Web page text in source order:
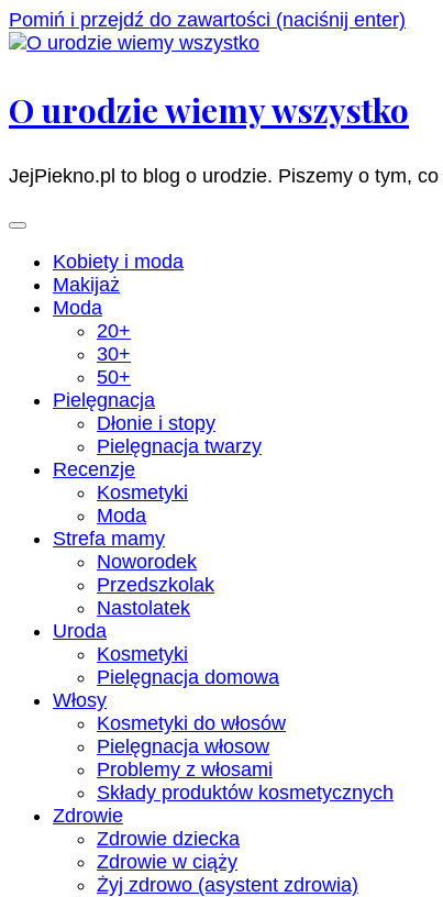
Pomiń i przejdź do zawartości (naciśnij enter)
O urodzie wiemy wszystko
JejPiekno.pl to blog o urodzie. Piszemy o tym,
Kobiety i moda
Makijaż
Moda
20+
30+
50+
Pielęgnacja
Dłonie i stopy
Pielęgnacja twarzy
Recenzje
Kosmetyki
Moda
Strefa mamy
Noworodek
Przedszkolak
Nastolatek
Uroda
Kosmetyki
Pielęgnacja domowa
Włosy
Kosmetyki do włosów
Pielęgnacja włosow
Problemy z włosami
Składy produktów kosmetycznych
Zdrowie
Zdrowie dziecka
Zdrowie w ciąży
Żyj zdrowo (asystent zdrowia)